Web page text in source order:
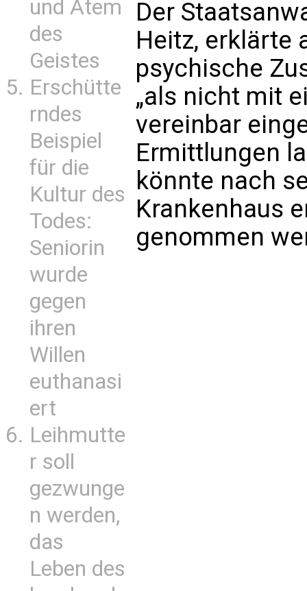
und Atem
des
Geistes
Erschütte
rndes
Beispiel
für die
Kultur des
Todes:
Seniorin
wurde
gegen
ihren
Willen
euthanasi
ert
Leihmutte
r soll
gezwunge
n werden,
das
Leben des
Der
Heitz, erklärte
psychische
„als nicht mit
vereinbar
Ermittlungen
könnte nach
Krankenhaus
genommen